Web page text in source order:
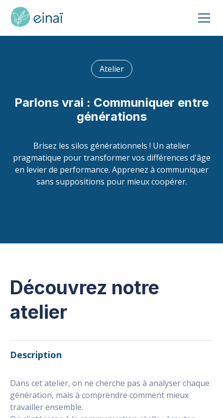
Atelier
Parlons vrai : Communiquer entre
générations
Brisez les silos générationnels ! Un atelier
pragmatique pour transformer vos différences d'âge
en levier de performance. Apprenez à communiquer
sans suppositions pour mieux coopérer.
Découvrez notre
atelier
Description
Dans cet atelier, on ne cherche pas à analyser chaque
génération, mais à comprendre comment mieux
travailler ensemble.